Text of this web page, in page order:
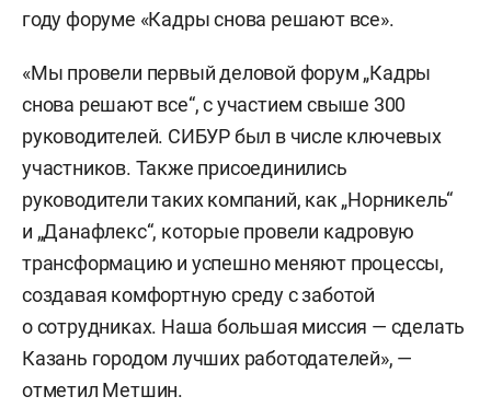
году форуме «Кадры снова решают все».
«Мы провели первый деловой форум „Кадры
снова решают все“, с участием свыше 300
руководителей. СИБУР был в числе ключевых
участников. Также присоединились
руководители таких компаний, как „Норникель“
и „Данафлекс“, которые провели кадровую
трансформацию и успешно меняют процессы,
создавая комфортную среду с заботой
о сотрудниках. Наша большая миссия — сделать
Казань городом лучших работодателей», —
отметил Метшин.